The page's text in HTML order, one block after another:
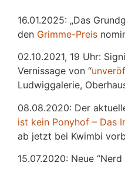
16.01.2025: „Das
den Grimme-Preis
02.10.2021, 19 Uhr:
Vernissage von “
Ludwiggalerie,
08.08.2020: Der
ist kein Ponyhof – Das
ab jetzt bei Kwimbi
15.07.2020: Neue “Nerd